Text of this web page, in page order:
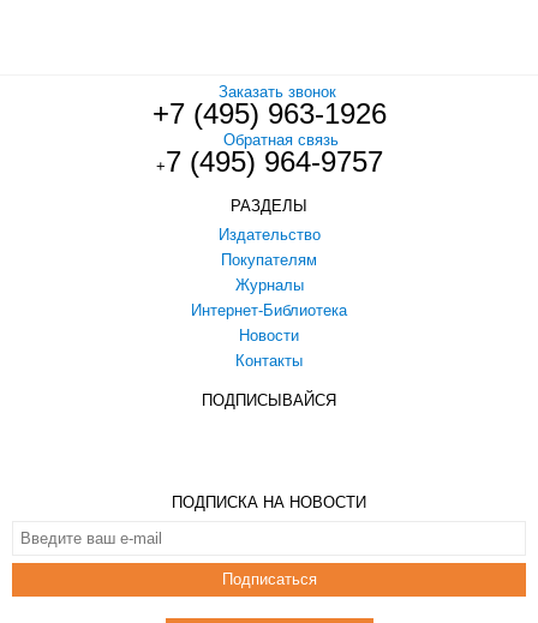
Заказать звонок
+7 (495) 963-1926
Обратная связь
+7 (495) 964-9757
РАЗДЕЛЫ
Издательство
Покупателям
Журналы
Интернет-Библиотека
Новости
Контакты
ПОДПИСЫВАЙСЯ
ПОДПИСКА НА НОВОСТИ
Подписаться